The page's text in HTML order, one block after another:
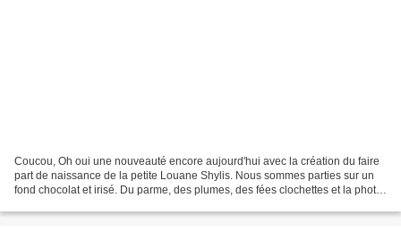
Coucou, Oh oui une nouveauté encore aujourd'hui avec la création du faire
part de naissance de la petite Louane Shylis. Nous sommes parties sur un
fond chocolat et irisé. Du parme, des plumes, des fées clochettes et la photo